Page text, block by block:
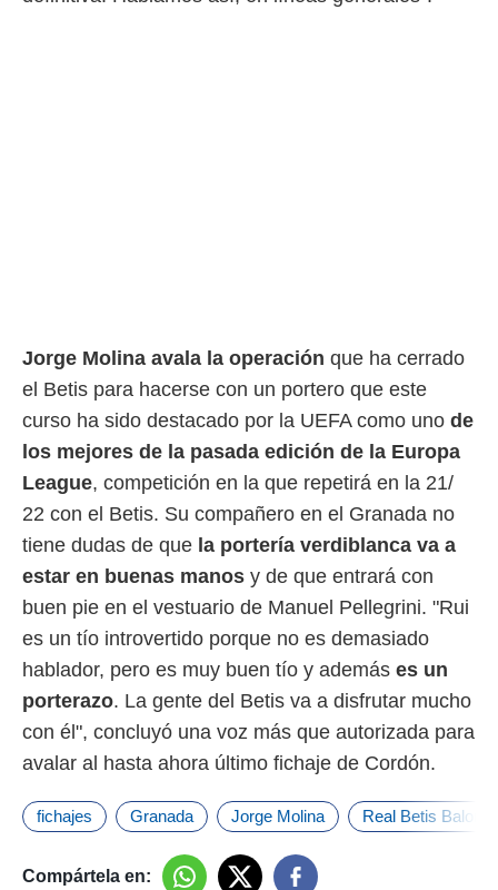
Jorge Molina avala la operación que ha cerrado
el Betis para hacerse con un portero que este
curso ha sido destacado por la UEFA como uno de
los mejores de la pasada edición de la Europa
League, competición en la que repetirá en la 21/
22 con el Betis. Su compañero en el Granada no
tiene dudas de que la portería verdiblanca va a
estar en buenas manos y de que entrará con
buen pie en el vestuario de Manuel Pellegrini. "Rui
es un tío introvertido porque no es demasiado
hablador, pero es muy buen tío y además es un
porterazo. La gente del Betis va a disfrutar mucho
con él", concluyó una voz más que autorizada para
avalar al hasta ahora último fichaje de Cordón.
fichajes Granada Jorge Molina Real Betis
Compártela en: